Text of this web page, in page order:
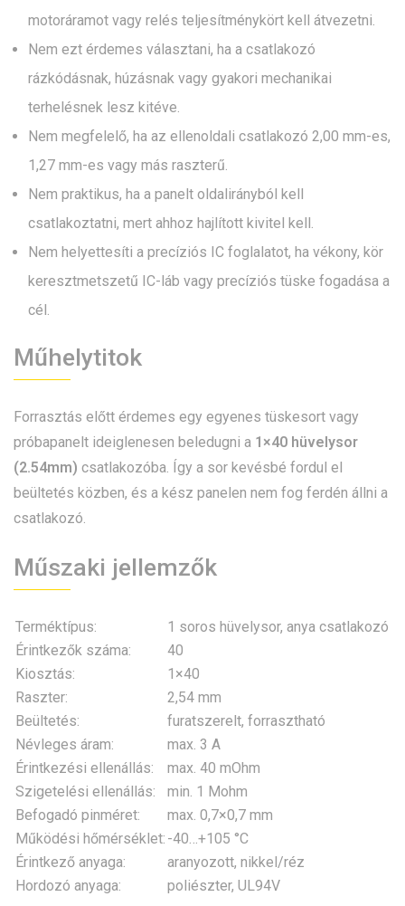
motoráramot vagy relés teljesítménykört kell átvezetni.
Nem ezt érdemes választani, ha a csatlakozó
rázkódásnak, húzásnak vagy gyakori mechanikai
terhelésnek lesz kitéve.
Nem megfelelő, ha az ellenoldali csatlakozó 2,00 mm-es,
1,27 mm-es vagy más raszterű.
Nem praktikus, ha a panelt oldalirányból kell
csatlakoztatni, mert ahhoz hajlított kivitel kell.
Nem helyettesíti a precíziós IC foglalatot, ha vékony, kör
keresztmetszetű IC-láb vagy precíziós tüske fogadása a
cél.
Műhelytitok
Forrasztás előtt érdemes egy egyenes tüskesort vagy
próbapanelt ideiglenesen beledugni a 1×40 hüvelysor
(2.54mm) csatlakozóba. Így a sor kevésbé fordul el
beültetés közben, és a kész panelen nem fog ferdén állni a
csatlakozó.
Műszaki jellemzők
Terméktípus:
1 soros hüvelysor, anya csatlakozó
Érintkezők száma:
40
Kiosztás:
1×40
Raszter:
2,54 mm
Beültetés:
furatszerelt, forrasztható
Névleges áram:
max. 3 A
Érintkezési ellenállás:
max. 40 mOhm
Szigetelési ellenállás:
min. 1 Mohm
Befogadó pinméret:
max. 0,7×0,7 mm
Működési hőmérséklet: -40…+105 °C
Érintkező anyaga:
aranyozott, nikkel/réz
Hordozó anyaga:
poliészter, UL94V